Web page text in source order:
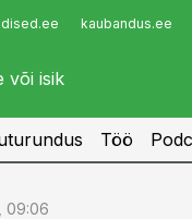
kaubandus.ee
Töö
09:06